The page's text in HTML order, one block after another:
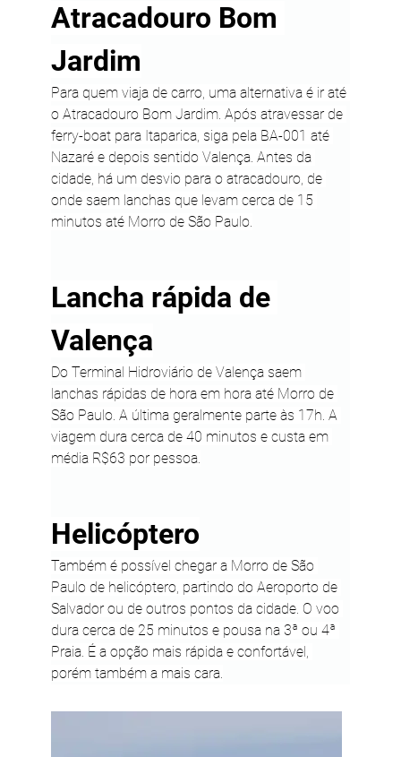
Atracadouro Bom
Jardim
Para quem viaja de carro, uma alternativa é ir até
o Atracadouro Bom Jardim. Após atravessar de
ferry-boat para Itaparica, siga pela BA-001 até
Nazaré e depois sentido Valença. Antes da
cidade, há um desvio para o atracadouro, de
onde saem lanchas que levam cerca de 15
minutos até Morro de São Paulo.
Lancha rápida de
Valença
Do Terminal Hidroviário de Valença saem
lanchas rápidas de hora em hora até Morro de
São Paulo. A última geralmente parte às 17h. A
viagem dura cerca de 40 minutos e custa em
média R$63 por pessoa.
Helicóptero
Também é possível chegar a Morro de São
Paulo de helicóptero, partindo do Aeroporto de
Salvador ou de outros pontos da cidade. O voo
dura cerca de 25 minutos e pousa na 3ª ou 4ª
Praia. É a opção mais rápida e confortável,
porém também a mais cara.